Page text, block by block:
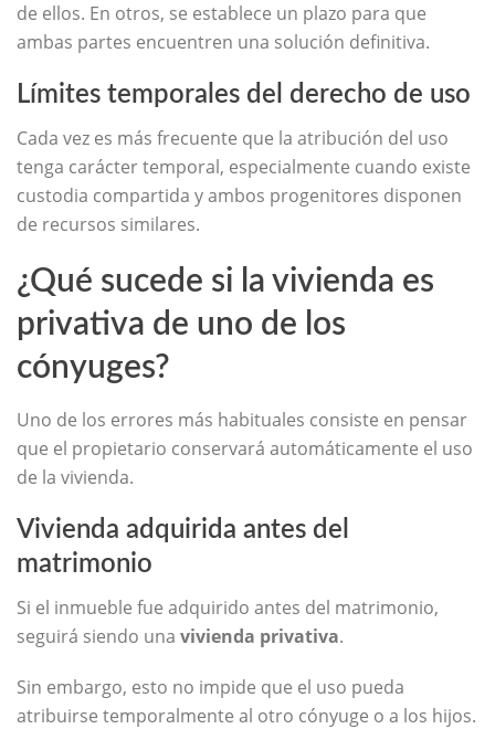
de ellos. En otros, se establece un plazo para que
ambas partes encuentren una solución definitiva.
Límites temporales del derecho de uso
Cada vez es más frecuente que la atribución del uso
tenga carácter temporal, especialmente cuando existe
custodia compartida y ambos progenitores disponen
de recursos similares.
¿Qué sucede si la vivienda es
privativa de uno de los
cónyuges?
Uno de los errores más habituales consiste en pensar
que el propietario conservará automáticamente el uso
de la vivienda.
Vivienda adquirida antes del
matrimonio
Si el inmueble fue adquirido antes del matrimonio,
seguirá siendo una vivienda privativa.
Sin embargo, esto no impide que el uso pueda
atribuirse temporalmente al otro cónyuge o a los hijos.